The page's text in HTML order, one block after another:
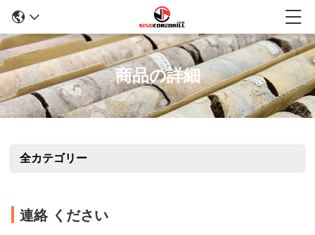
商品の詳細
全カテゴリー
連絡 ください